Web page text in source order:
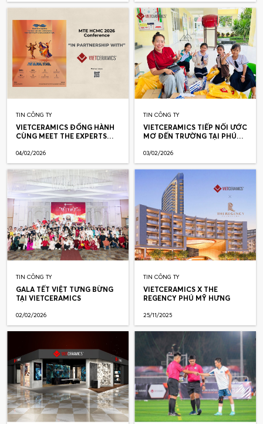
TIN CÔNG TY
VIETCERAMICS ĐỒNG HÀNH
CÙNG MEET THE EXPERTS
04/02/2026
TIN CÔNG TY
VIETCERAMICS TIẾP NỐI ƯỚC
MƠ ĐẾN TRƯỜNG TẠI PHÚ
03/02/2026
TIN CÔNG TY
GALA TẾT VIỆT TƯNG BỪNG
TẠI VIETCERAMICS
02/02/2026
TIN CÔNG TY
VIETCERAMICS X THE
REGENCY PHÚ MỸ HƯNG
25/11/2025